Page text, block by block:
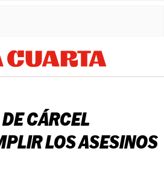
CÁRCEL
LOS ASESINOS